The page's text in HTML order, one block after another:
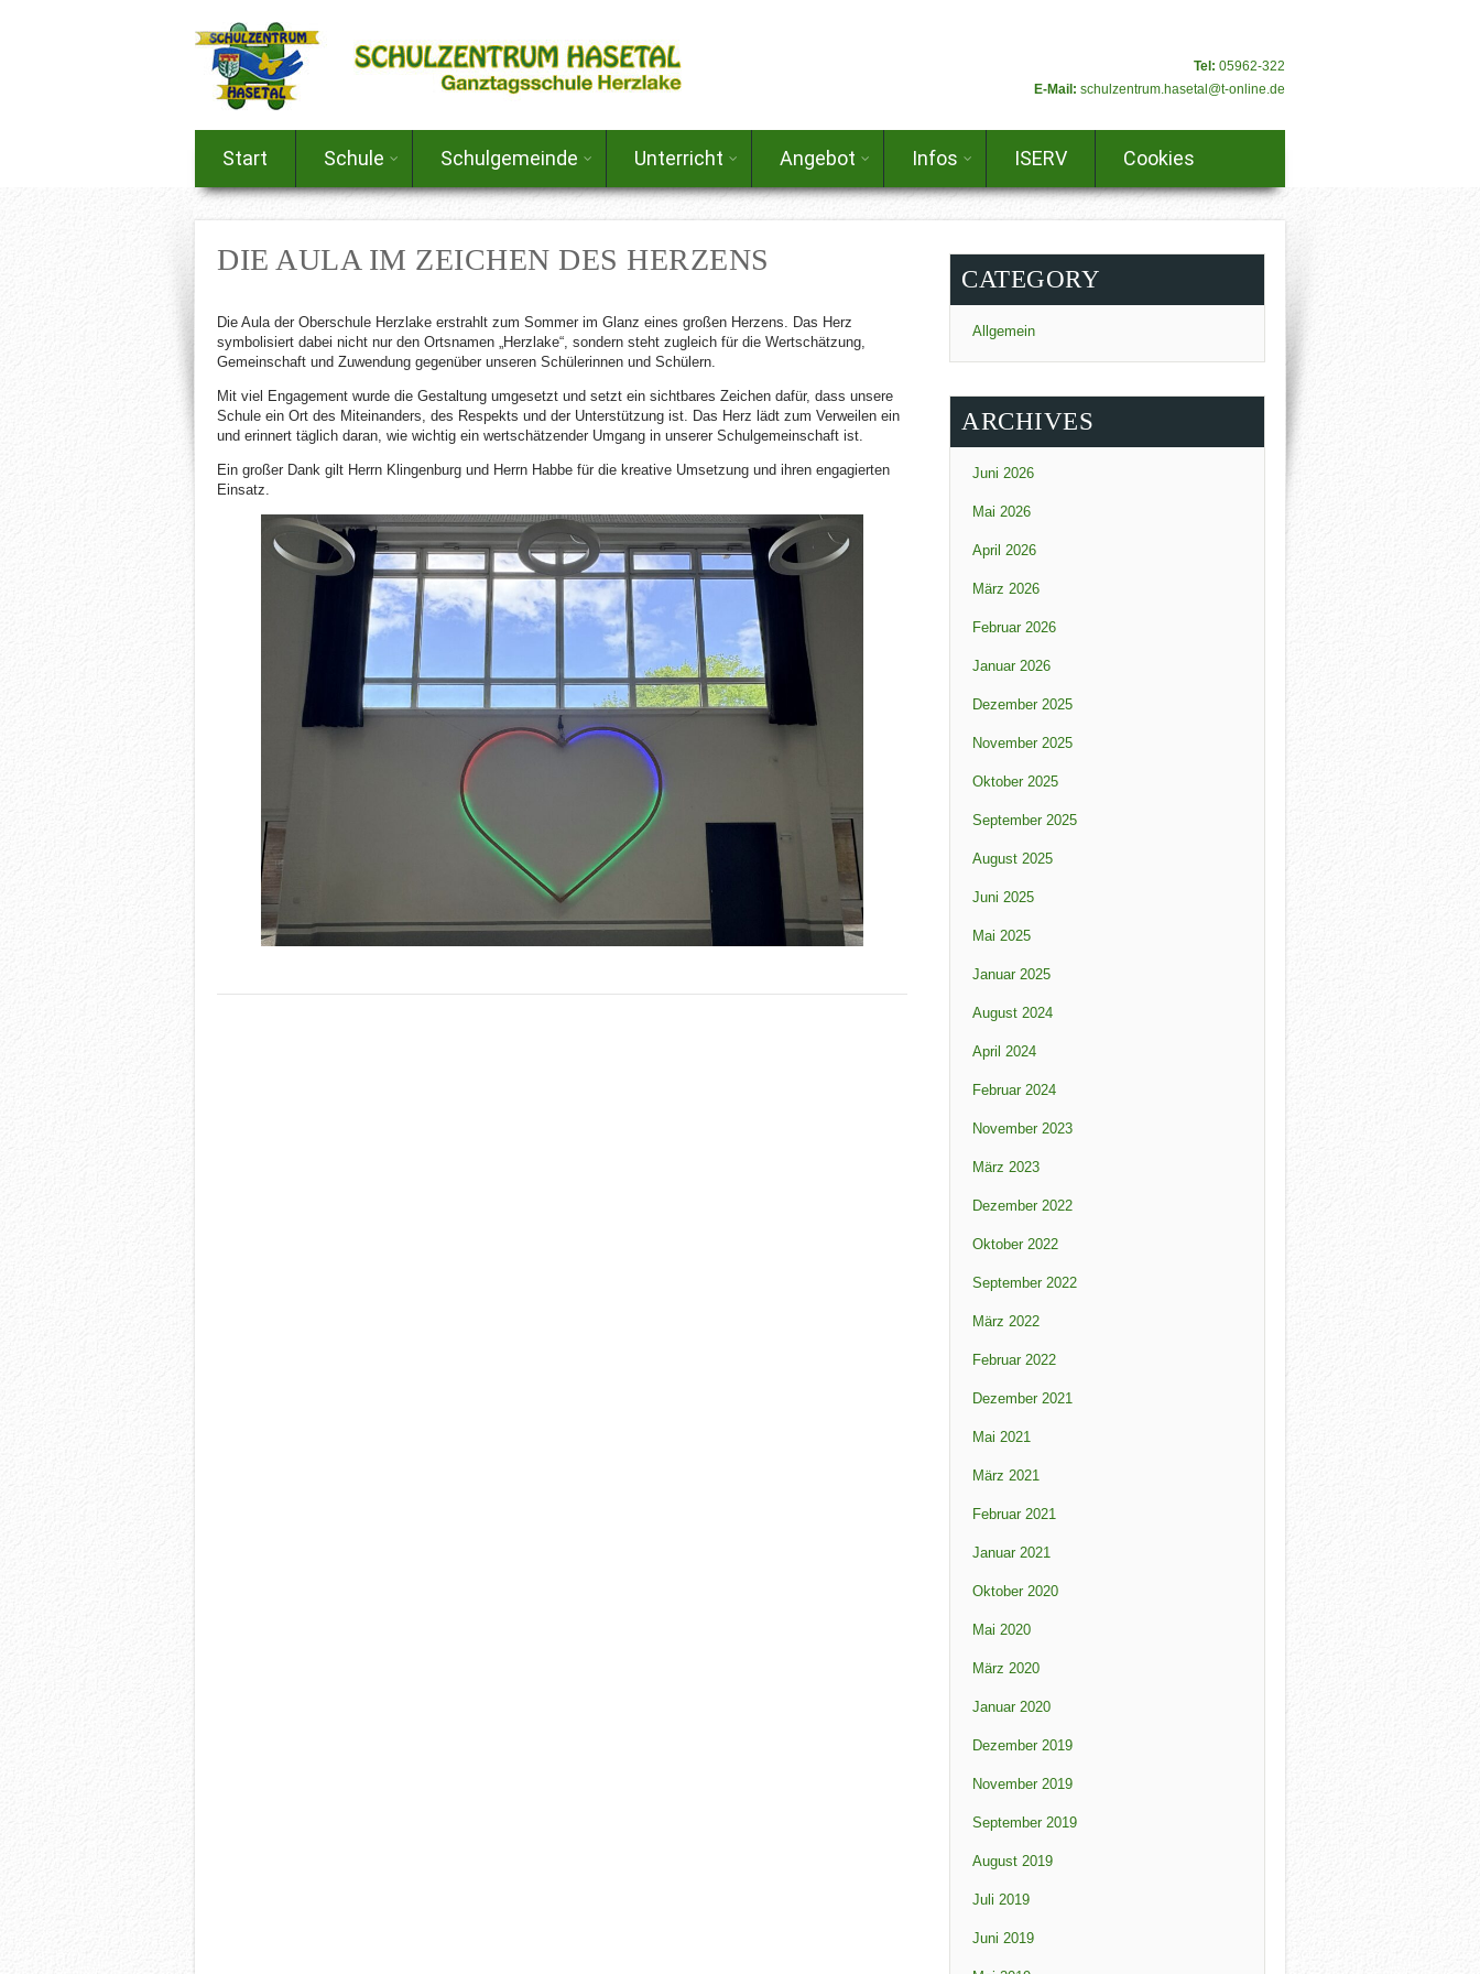
Tel: 05962-322
E-Mail: schulzentrum.hasetal@t-online.de
Start Schule Schulgemeinde Unterricht Angebot Infos ISERV Cookies
DIE AULA IM ZEICHEN DES HERZENS
Die Aula der Oberschule Herzlake erstrahlt zum Sommer im Glanz eines großen Herzens. Das Herz
symbolisiert dabei nicht nur den Ortsnamen „Herzlake“, sondern steht zugleich für die Wertschätzung,
Gemeinschaft und Zuwendung gegenüber unseren Schülerinnen und Schülern.
Mit viel Engagement wurde die Gestaltung umgesetzt und setzt ein sichtbares Zeichen dafür, dass unsere
Schule ein Ort des Miteinanders, des Respekts und der Unterstützung ist. Das Herz lädt zum Verweilen ein
und erinnert täglich daran, wie wichtig ein wertschätzender Umgang in unserer Schulgemeinschaft ist.
Ein großer Dank gilt Herrn Klingenburg und Herrn Habbe für die kreative Umsetzung und ihren engagierten
Einsatz.
CATEGORY
Allgemein
ARCHIVES
Juni 2026
Mai 2026
April 2026
März 2026
Februar 2026
Januar 2026
Dezember 2025
November 2025
Oktober 2025
September 2025
August 2025
Juni 2025
Mai 2025
Januar 2025
August 2024
April 2024
Februar 2024
November 2023
März 2023
Dezember 2022
Oktober 2022
September 2022
März 2022
Februar 2022
Dezember 2021
Mai 2021
März 2021
Februar 2021
Januar 2021
Oktober 2020
Mai 2020
März 2020
Januar 2020
Dezember 2019
November 2019
September 2019
August 2019
Juli 2019
Juni 2019